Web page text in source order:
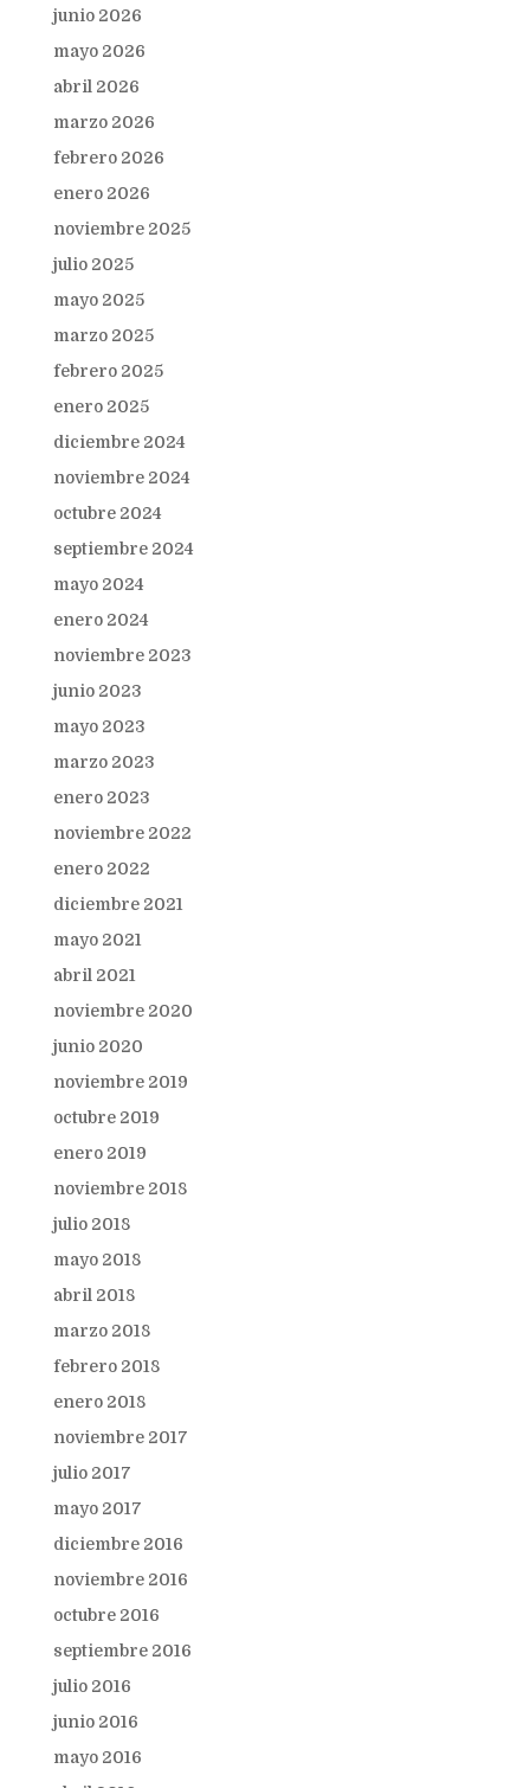
junio 2026
mayo 2026
abril 2026
marzo 2026
febrero 2026
enero 2026
noviembre 2025
julio 2025
mayo 2025
marzo 2025
febrero 2025
enero 2025
diciembre 2024
noviembre 2024
octubre 2024
septiembre 2024
mayo 2024
enero 2024
noviembre 2023
junio 2023
mayo 2023
marzo 2023
enero 2023
noviembre 2022
enero 2022
diciembre 2021
mayo 2021
abril 2021
noviembre 2020
junio 2020
noviembre 2019
octubre 2019
enero 2019
noviembre 2018
julio 2018
mayo 2018
abril 2018
marzo 2018
febrero 2018
enero 2018
noviembre 2017
julio 2017
mayo 2017
diciembre 2016
noviembre 2016
octubre 2016
septiembre 2016
julio 2016
junio 2016
mayo 2016